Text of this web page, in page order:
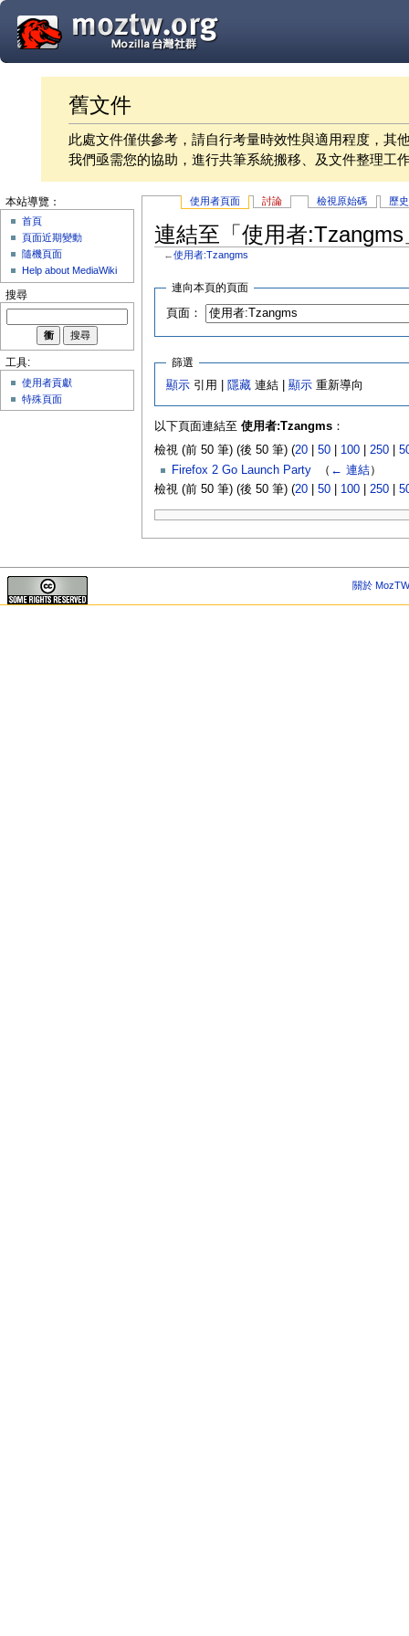
舊文件
此處文件僅供參考，請自行考量時效性與適用程度，其
我們亟需您的協助，進行共筆系統搬移、及文件整理工
使用者頁面 討論 檢視原始碼 歷
連結至「使用者
←使用者:Tzangms
連向本頁的頁面
頁面：
篩選
顯示 引用 | 隱藏 連結 |顯示 重新導向
以下頁面連結至 使用者:Tzangms：
檢視 (前 50 筆) (後 50 筆) (20| 50| 100| 250|
Firefox 2 Go Launch Party‎ （ ← 連結）
檢視 (前 50 筆) (後 50 筆) (20| 50| 100| 250|
本站導覽：
首頁
頁面近期變動
隨機頁面
Help about MediaWiki
搜尋
工具:
使用者貢獻
特殊頁面
關於